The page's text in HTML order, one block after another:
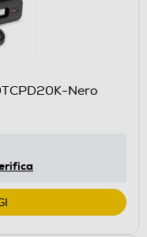
Nero